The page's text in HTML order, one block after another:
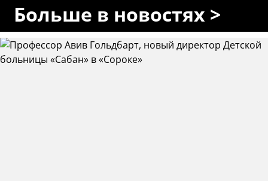
Больше в новостях >